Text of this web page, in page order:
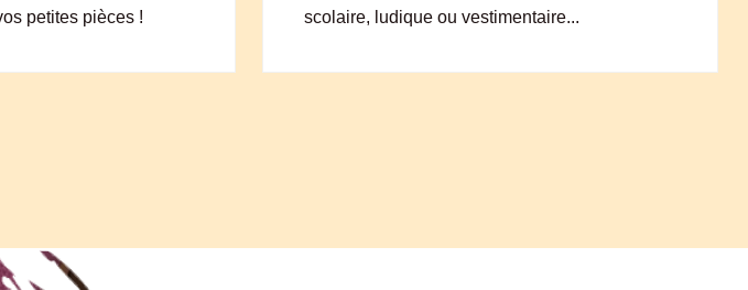
petites pièces !
scolaire, ludique ou vestimentaire...